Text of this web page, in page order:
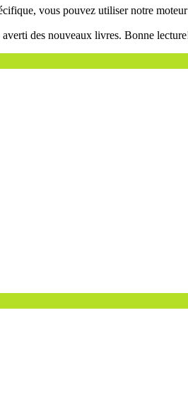
vous pouvez utiliser notre
averti des nouveaux livres. Bonne